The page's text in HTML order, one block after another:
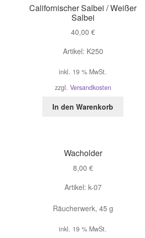
Californischer Salbei / Weißer
Salbei
40,00 €
Artikel: K250
inkl. 19 % MwSt.
zzgl. Versandkosten
In den Warenkorb
Wacholder
8,00 €
Artikel: k-07
Räucherwerk, 45 g
inkl. 19 % MwSt.